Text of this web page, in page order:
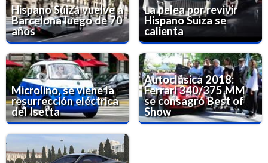
Hispano Suiza vuelve a
Barcelona luego de 70
años
La pelea por revivir
Hispano Suiza se
calienta
Microlino, se viene la
resurrección eléctrica
del Isetta
Autoclásica 2018:
Ferrari 340/375 MM
se consagró Best of
Show